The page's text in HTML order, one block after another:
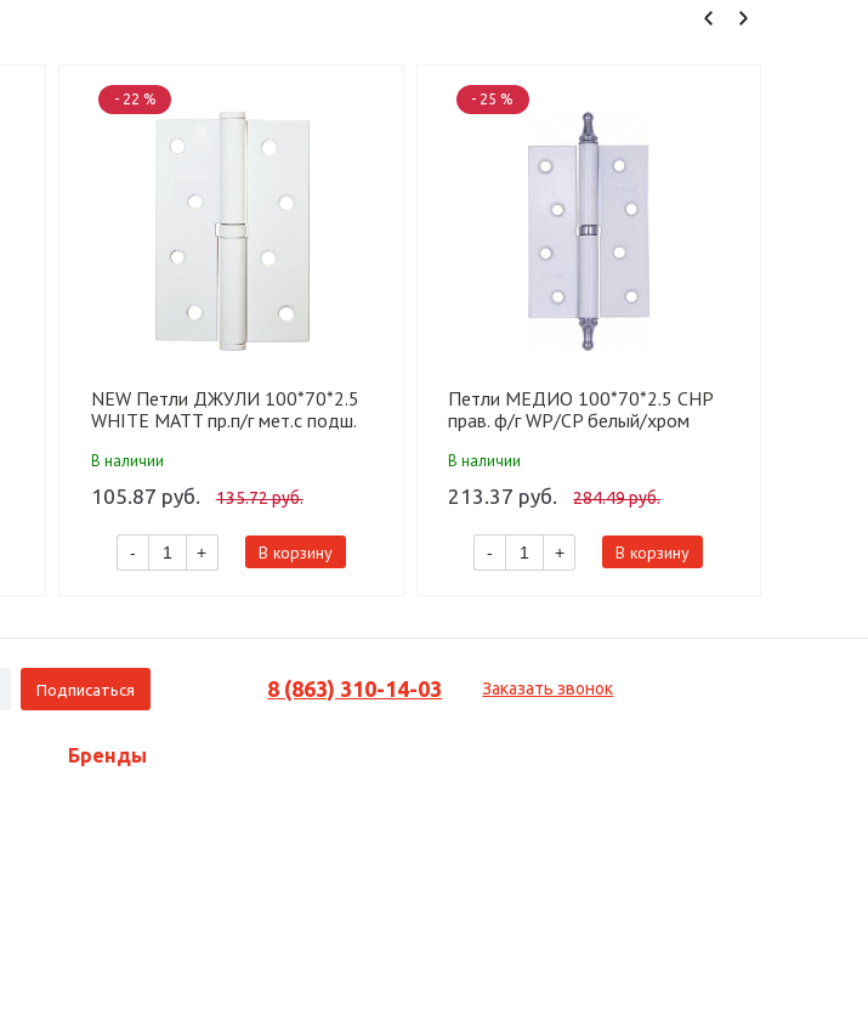
- 22 %
NEW Петли ДЖУЛИ 100*70*2.5
WHITE MATT пр.п/г мет.с подш.
В наличии
105.87 руб. 135.72 руб.
- + В корзину
- 25 %
Петли МЕДИО 100*70*2.5 CHP
прав. ф/г WP/CP белый/хром
В наличии
213.37 руб. 284.49 руб.
- + В корзину
8 (863) 310-14-03 Заказать звонок
Бренды